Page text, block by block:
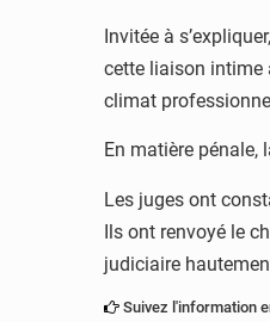
Invitée à
cette liaison intime
climat
En matière pénale,
Les juges ont
Ils ont renvoyé le
judiciaire
Suivez l'information